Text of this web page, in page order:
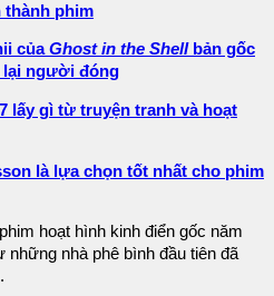
thành phim
củaGhost in the Shellbản gốc
lại người đóng
lấy gì từ truyện tranh và hoạt
là lựa chọn tốt nhất cho phim
hoạt hình kinh điển gốc năm
nhà phê bình đầu tiên đã